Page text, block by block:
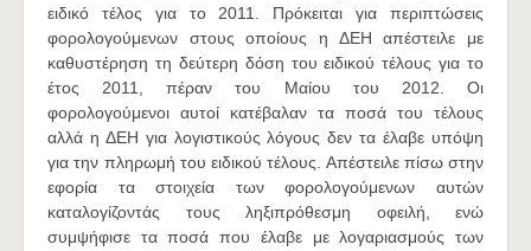
ειδικό τέλος για το 2011. Πρόκειται για περιπτώσεις
φορολογούμενων στους οποίους η ΔΕΗ απέστειλε με
καθυστέρηση τη δεύτερη δόση του ειδικού τέλους για το
έτος 2011, πέραν του Μαίου του 2012. Οι
φορολογούμενοι αυτοί κατέβαλαν τα ποσά του τέλους
αλλά η ΔΕΗ για λογιστικούς λόγους δεν τα έλαβε υπόψη
για την πληρωμή του ειδικού τέλους. Απέστειλε πίσω στην
εφορία τα στοιχεία των φορολογούμενων αυτών
καταλογίζοντάς τους ληξιπρόθεσμη οφειλή, ενώ
συμψήφισε τα ποσά που έλαβε με λογαριασμούς των